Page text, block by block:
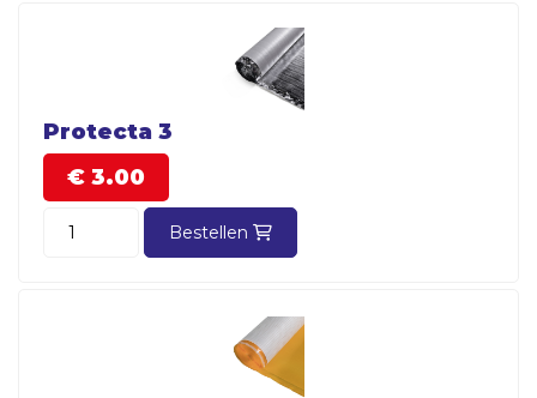
Protecta 3
€ 3.00
Bestellen